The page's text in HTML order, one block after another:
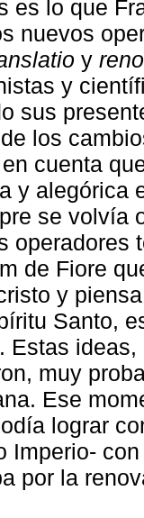
es lo que
nuevos
y
y
sus
los
cuenta
y alegórica
se volvía
operadores
de Fiore
y
Santo,
Estas
muy
Ese
lograr
Imperio-
por la